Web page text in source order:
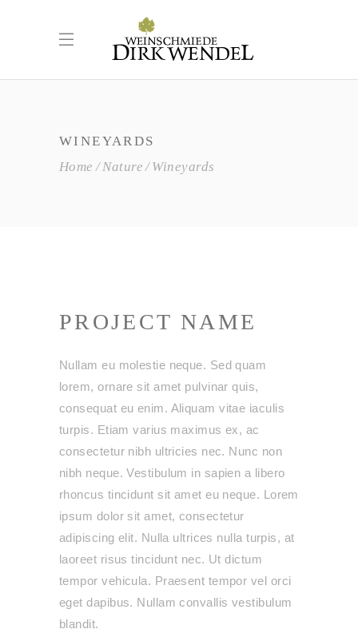
WINEYARDS
Home
Nature Wineyards
PROJECT NAME
Nullam eu molestie neque. Sed quam
lorem, ornare sit amet pulvinar quis,
consequat eu enim. Aliquam vitae iaculis
turpis. Etiam varius maximus ex, ac
consectetur nibh ultricies nec. Nunc non
nibh neque. Vestibulum in sapien a libero
rhoncus tincidunt sit amet eu neque. Lorem
ipsum dolor sit amet, consectetur
adipiscing elit. Nulla ultrices nulla turpis, at
laoreet risus tincidunt nec. Ut dictum
tempor vehicula. Praesent tempor vel orci
eget dapibus. Nullam convallis vestibulum
blandit.